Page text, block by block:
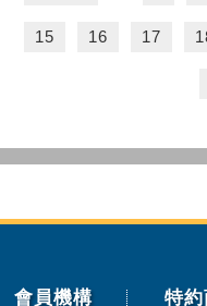
15 16 17
會員機構 特